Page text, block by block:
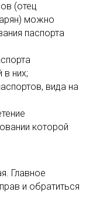
(отец
можно
паспорта
в них;
вида на
которой
Главное
и обратиться